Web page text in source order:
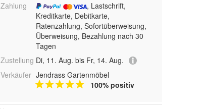
Zahlung
, Lastschrift,
Kreditkarte, Debitkarte,
Ratenzahlung, Sofortüberweisung,
Überweisung, Bezahlung nach 30
Tagen
Zustellung Di, 11. Aug. bis Fr, 14. Aug.
Verkäufer Jendrass Gartenmöbel
100% positiv